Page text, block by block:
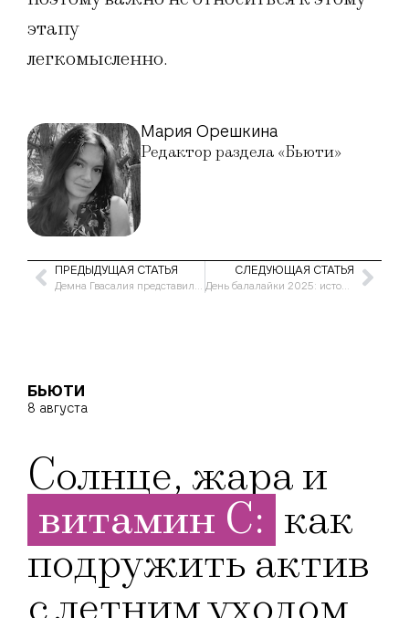
этапу
легкомысленно.
Мария Орешкина
Редактор раздела «Бьюти»
ПРЕДЫДУЩАЯ СТАТЬЯ
Демна Гвасалия представил свою последнюю коллекцию в Balenciaga
СЛЕДУЮЩАЯ СТАТЬЯ
День балалайки 2025: история музыкального инструмента и интересные факты
БЬЮТИ
8 августа
Солнце, жара и
витамин С: как
подружить актив